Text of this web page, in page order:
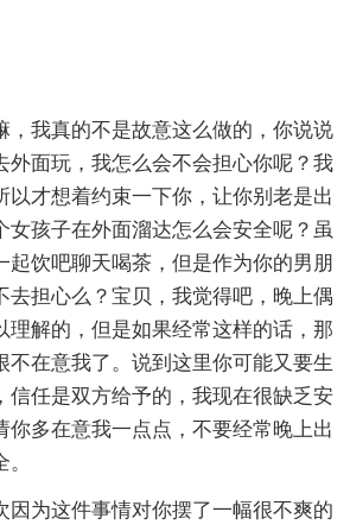
，我真的不是故意这么做的，你说说
外面玩，我怎么会不会担心你呢？我
以才想着约束一下你，让你别老是出
女孩子在外面溜达怎么会安全呢？虽
起饮吧聊天喝茶，但是作为你的男朋
去担心么？宝贝，我觉得吧，晚上偶
理解的，但是如果经常这样的话，那
不在意我了。说到这里你可能又要生
信任是双方给予的，我现在很缺乏安
你多在意我一点点，不要经常晚上出
因为这件事情对你摆了一幅很不爽的